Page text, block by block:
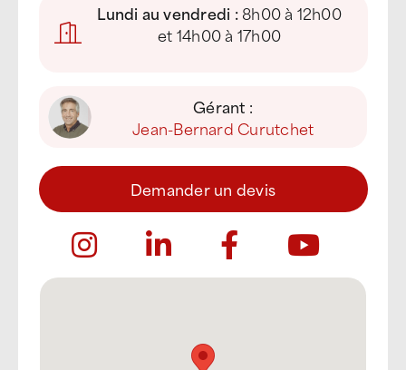
Lundi au vendredi :8h00 à 12h00
et 14h00 à 17h00
Gérant :
Jean-Bernard Curutchet
Demander un devis